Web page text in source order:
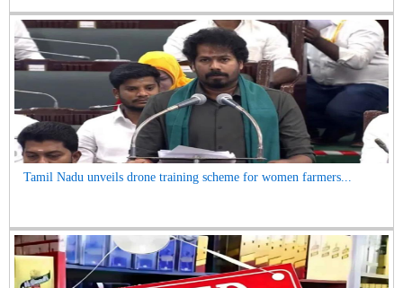
Tamil Nadu unveils drone training scheme for women farmers...